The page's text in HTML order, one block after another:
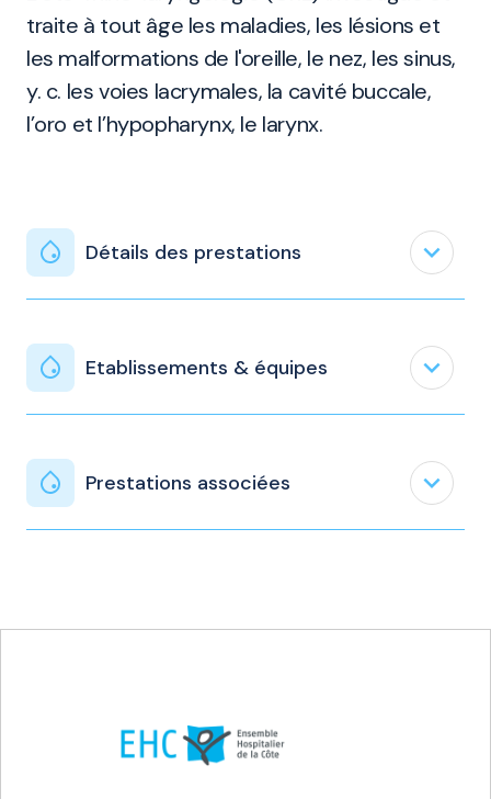
traite à tout âge les maladies, les lésions et
les malformations de l'oreille, le nez, les sinus,
y. c. les voies lacrymales, la cavité buccale,
l’oro et l’hypopharynx, le larynx.
Détails des prestations expand_less
Etablissements & équipes expand_less
Prestations associées expand_less